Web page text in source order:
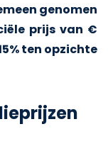
genomen
prijs van €
ten opzichte